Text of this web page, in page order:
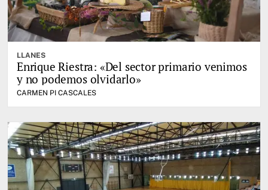
LLANES
Enrique Riestra: «Del sector primario venimos
y no podemos olvidarlo»
CARMEN PI CASCALES